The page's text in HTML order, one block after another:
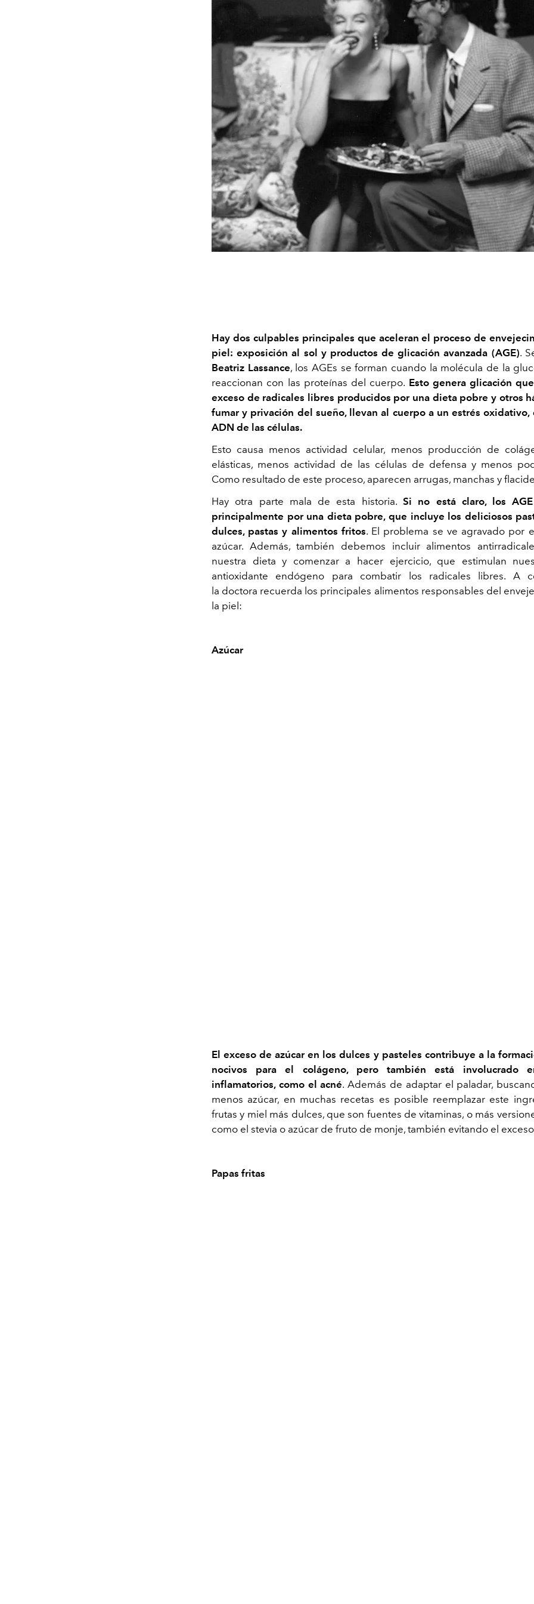
Hay dos culpables principales que aceleran el proceso de
piel: exposición al sol y productos de glicación avanzada (AGE).
Beatriz Lassance, los AGEs se forman cuando la molécula de la
reaccionan con las proteínas del cuerpo. Esto genera glicación
exceso de radicales libres producidos por una dieta pobre y otros
fumar y privación del sueño, llevan al cuerpo a un estrés oxidativo,
ADN de las células.
Esto causa menos actividad celular, menos producción de
elásticas, menos actividad de las células de defensa y menos
Como resultado de este proceso, aparecen arrugas, manchas y
Hay otra parte mala de esta historia. Si no está claro, los
principalmente por una dieta pobre, que incluye los deliciosos
dulces, pastas y alimentos fritos. El problema se ve agravado por
azúcar. Además, también debemos incluir alimentos
nuestra dieta y comenzar a hacer ejercicio, que estimulan
antioxidante endógeno para combatir los radicales libres. A
la doctora recuerda los principales alimentos responsables del
la piel:
Azúcar
El exceso de azúcar en los dulces y pasteles contribuye a la
nocivos para el colágeno, pero también está involucrado
inflamatorios, como el acné. Además de adaptar el paladar,
menos azúcar, en muchas recetas es posible reemplazar este
frutas y miel más dulces, que son fuentes de vitaminas, o más
como el stevia o azúcar de fruto de monje, también evitando el
Papas fritas